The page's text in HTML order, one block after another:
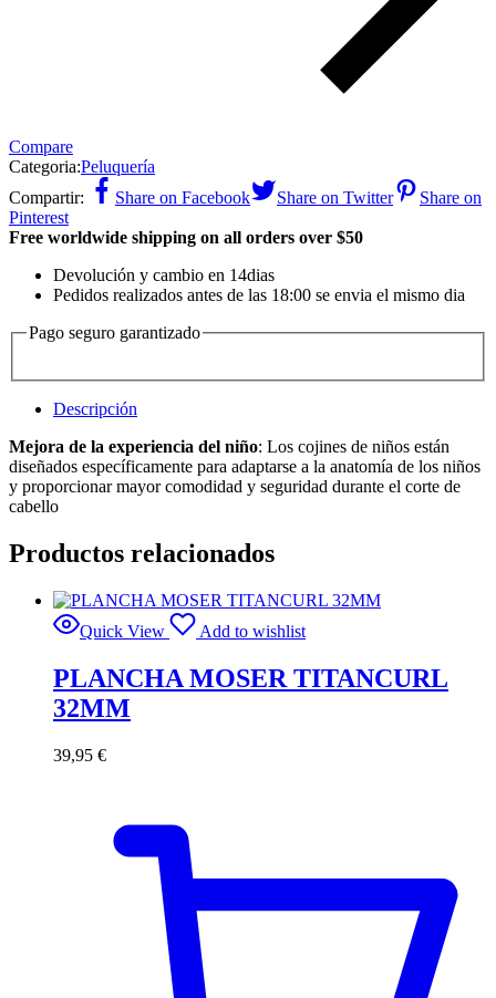
Compare
Categoria:Peluquería
Compartir:
Share on Facebook Share on Twitter
Share on
Pinterest
Free worldwide shipping on all orders over $50
Devolución y cambio en 14dias
Pedidos realizados antes de las 18:00 se envia el mismo dia
Pago seguro garantizado
Descripción
Mejora de la experiencia del niño: Los cojines de niños están
diseñados específicamente para adaptarse a la anatomía de los niños
y proporcionar mayor comodidad y seguridad durante el corte de
cabello
Productos relacionados
Quick View Add to wishlist
PLANCHA MOSER TITANCURL
32MM
39,95 €